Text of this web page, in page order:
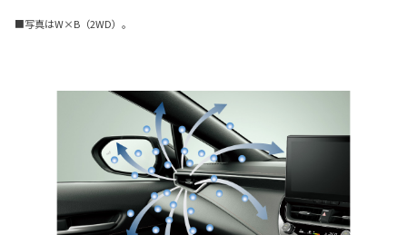
■写真はW×B（2WD）。